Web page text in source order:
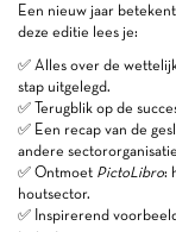
Een nieuw jaar
deze editie lees je:
✅ Alles over de
stap uitgelegd.
✅ Terugblik op de
✅ Een recap van de
andere
✅ Ontmoet PictoLibro:
houtsector.
✅ Inspirerend